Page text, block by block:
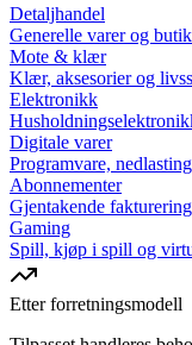
Detaljhandel
Generelle varer og
Mote & klær
Klær, aksesorier og
Elektronikk
Digitale varer
Programvare,
Abonnementer
Gjentakende
Gaming
Spill, kjøp i spill og
Etter forretningsmodell